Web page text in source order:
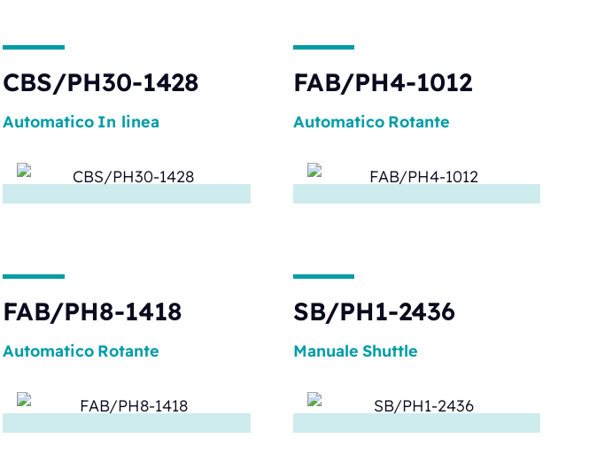
CBS/PH30-1428
Automatico In linea
FAB/PH4-1012
Automatico Rotante
FAB/PH8-1418
Automatico Rotante
SB/PH1-2436
Manuale Shuttle